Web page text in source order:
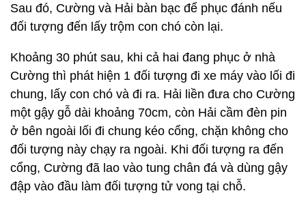
Sau đó, Cường và Hải bàn bạc để phục đánh nếu
đối tượng đến lấy trộm con chó còn lại.
Khoảng 30 phút sau, khi cả hai đang phục ở nhà
Cường thì phát hiện 1 đối tượng đi xe máy vào lối đi
chung, lấy con chó và đi ra. Hải liền đưa cho Cường
một gậy gỗ dài khoảng 70cm, còn Hải cầm đèn pin
ở bên ngoài lối đi chung kéo cổng, chặn không cho
đối tượng này chạy ra ngoài. Khi đối tượng ra đến
cổng, Cường đã lao vào tung chân đá và dùng gậy
đập vào đầu làm đối tượng tử vong tại chỗ.